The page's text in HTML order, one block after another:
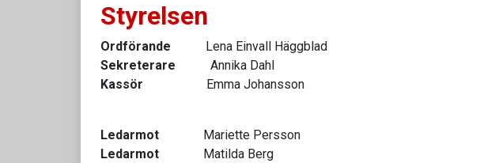
Styrelsen
Ordförande Lena Einvall Häggblad
Sekreterare
Annika Dahl
Kassör
Emma Johansson
Ledarmot
Mariette Persson
Ledarmot Matilda Berg